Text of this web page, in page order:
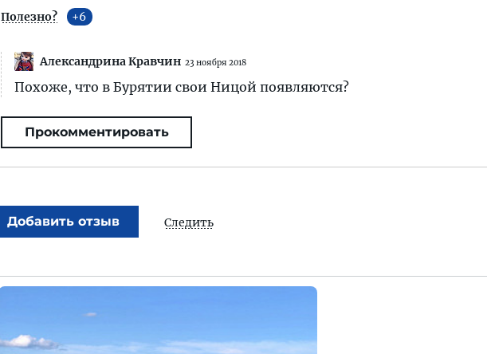
Полезно? 6
Александрина Кравчин 23 ноября 2018
Похоже, что в Бурятии свои Ницой появляются?
Прокомментировать
Добавить отзыв Следить